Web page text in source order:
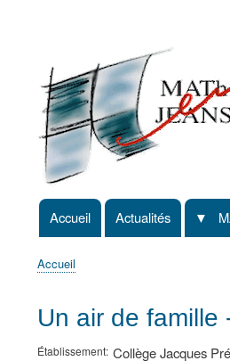
non
identifié
Navigation
principale
Accueil Actualités
d'Ariane
Accueil
Un air de famille
Établissement Collège Jacques